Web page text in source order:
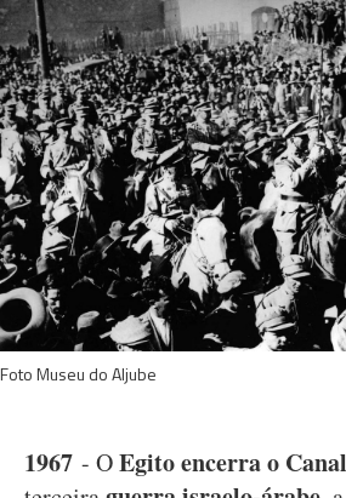
Foto Museu do Aljube
1967 - OEgito encerra o